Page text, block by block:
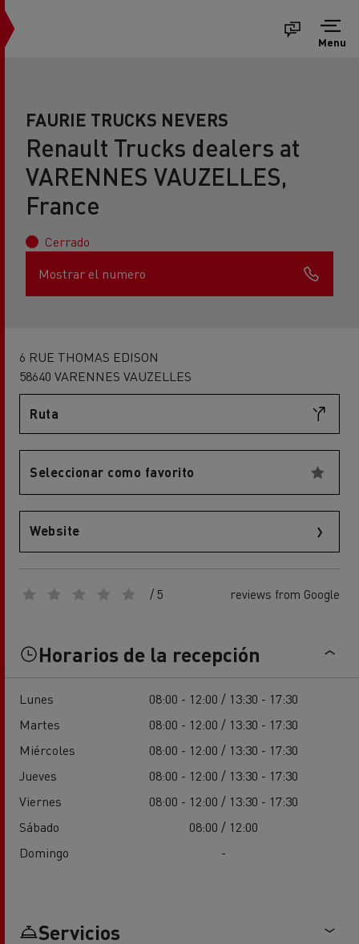
Menu
FAURIE TRUCKS NEVERS
Renault Trucks dealers at
VARENNES VAUZELLES,
France
Cerrado
Mostrar el numero
6 RUE THOMAS EDISON
58640 VARENNES VAUZELLES
Ruta
Seleccionar como favorito
Website
/ 5 reviews from Google
Horarios de la recepción
Lunes
08:00 - 12:00 / 13:30 - 17:30
Martes
08:00 - 12:00 / 13:30 - 17:30
Miércoles
08:00 - 12:00 / 13:30 - 17:30
Jueves
08:00 - 12:00 / 13:30 - 17:30
Viernes
08:00 - 12:00 / 13:30 - 17:30
Sábado
08:00 / 12:00
Domingo
-
Servicios